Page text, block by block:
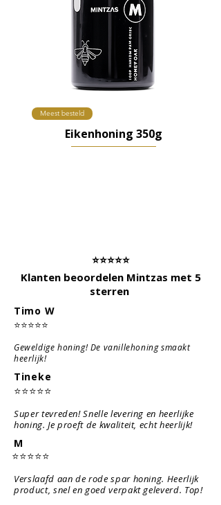
Meest besteld
Eikenhoning 350g
⭐⭐⭐⭐⭐
Klanten beoordelen Mintzas met 5
sterren
Timo W
⭐⭐⭐⭐⭐
Geweldige honing! De vanillehoning smaakt
heerlijk!
Tineke
⭐⭐⭐⭐⭐
Super tevreden! Snelle levering en heerlijke
honing. Je proeft de kwaliteit, echt heerlijk!
M
⭐⭐⭐⭐⭐
Verslaafd aan de rode spar honing. Heerlijk
product, snel en goed verpakt geleverd. Top!